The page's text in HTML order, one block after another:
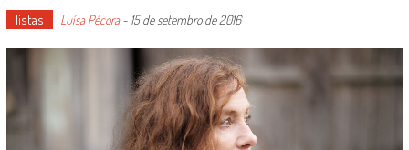
listas Luísa Pécora- 15 de setembro de 2016